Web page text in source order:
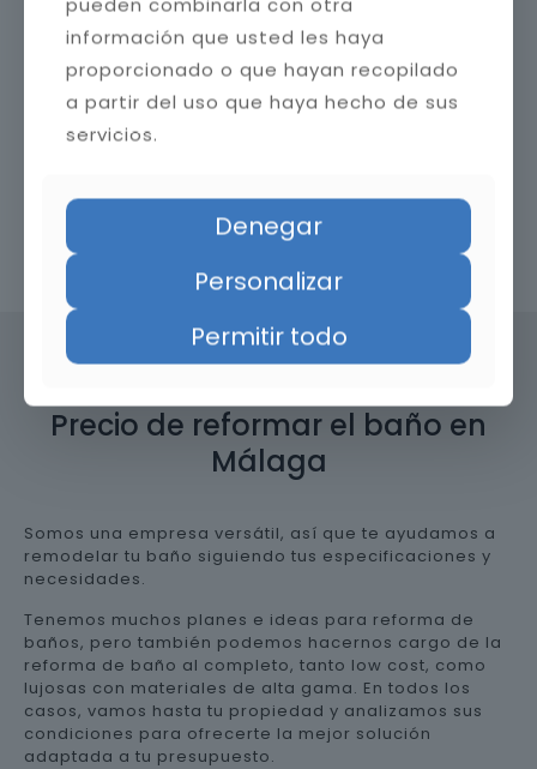
Precio de reformar el baño en
Málaga
Somos una empresa versátil, así que te ayudamos a
remodelar tu baño siguiendo tus especificaciones y
necesidades.
Tenemos muchos planes e ideas para reforma de
baños, pero también podemos hacernos cargo de la
reforma de baño al completo, tanto low cost, como
lujosas con materiales de alta gama. En todos los
casos, vamos hasta tu propiedad y analizamos sus
condiciones para ofrecerte la mejor solución
adaptada a tu presupuesto.
información que usted les haya
proporcionado o que hayan recopilado
a partir del uso que haya hecho de sus
servicios.
Denegar
Personalizar
Permitir todo